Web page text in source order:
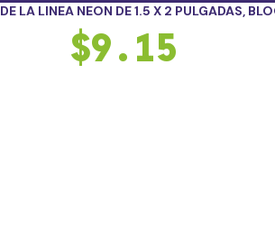
LA LINEA NEON DE 1.5 X 2 PULGADAS,
$9.15